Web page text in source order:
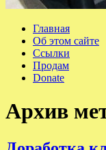
Перейти
содержимому
Главная
Об этом сайте
Ссылки
Продам
Donate
Архив